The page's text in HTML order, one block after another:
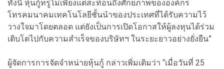
ทั้งนี้ หุ้นกู้ทรูไม่เพียงแต่สะท้อนถึงศักยภาพขององค์กร
โทรคมนาคมเทคโนโลยีชั้นนำของประเทศที่ได้รับความไว้
วางใจมาโดยตลอด แต่ยังเป็นการเปิดโอกาสให้ผู้ลงทุนได้ร่วม
เติบโตไปกับความสำเร็จของบริษัทฯ ในระยะยาวอย่างยั่งยืน”
ผู้จัดการการจัดจำหน่ายหุ้นกู้ กล่าวเพิ่มเติมว่า “เมื่อวันที่ 25